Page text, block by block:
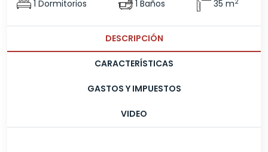
1 Dormitorios 1 Baños 35 m
DESCRIPCIÓN
CARACTERÍSTICAS
GASTOS Y IMPUESTOS
VIDEO